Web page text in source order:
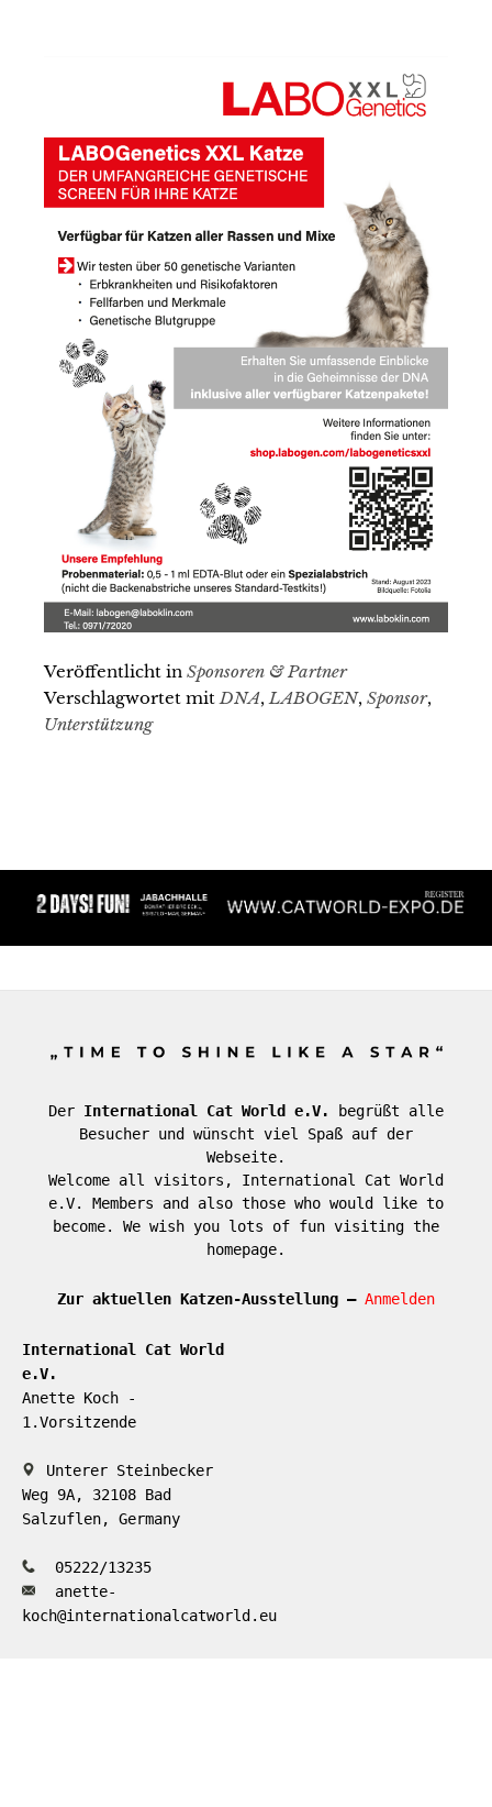
Veröffentlicht in Sponsoren & Partner
Verschlagwortet mitDNA,LABOGEN, Sponsor,
Unterstützung
Der International Cat World e.V.
begrüßt alle
Besucher und wünscht viel Spaß auf der
Webseite.
Welcome all visitors, International Cat World
e.V. Members and also those who would like to
become. We wish you lots of fun visiting the
homepage.
Zur aktuellen Katzen-Ausstellung – Anmelden
International Cat World
e.V.
Anette Koch -
1.Vorsitzende
Unterer Steinbecker
Weg 9A, 32108 Bad
Salzuflen, Germany
05222/13235
anette-
koch@internationalcatworld.eu